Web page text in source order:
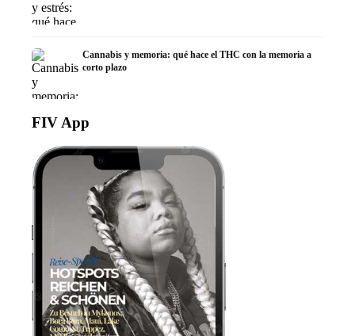
Cannabis y memoria: qué hace el THC con la memoria a
corto plazo
FIV App